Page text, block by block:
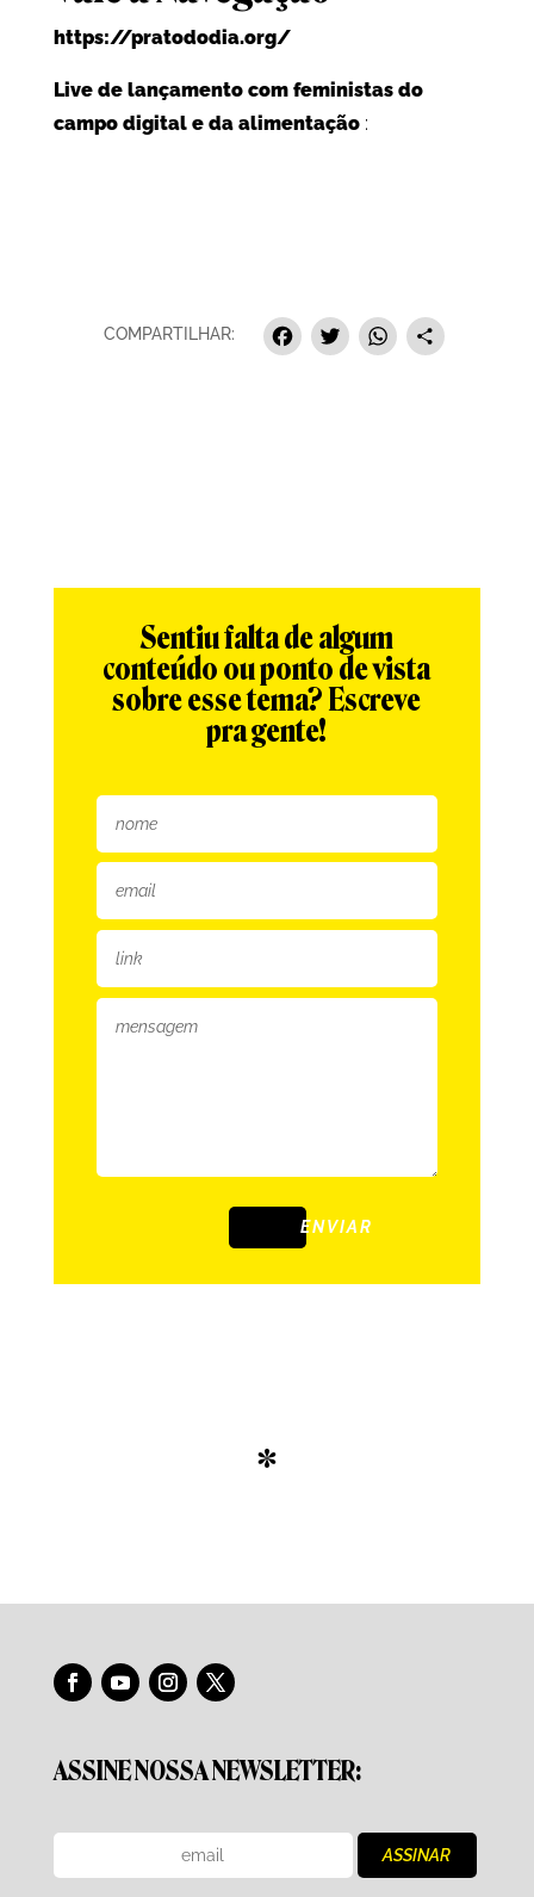
https://pratododia.org/
Live de lançamento com feministas do
campo digital e da alimentação :
COMPARTILHAR: Facebook
Twitter
Sentiu falta de algum
conteúdo ou ponto de vista
sobre esse tema? Escreve
pra gente!
ENVIAR
*
ASSINE NOSSA NEWSLETTER: